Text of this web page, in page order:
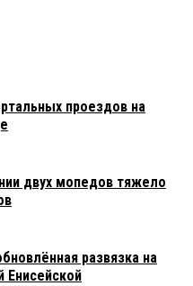
проездов на
двух мопедов тяжело
развязка на
Енисейской